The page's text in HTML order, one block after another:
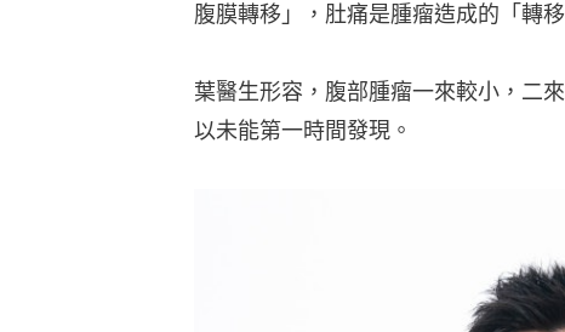
腹膜轉移」，肚痛是腫瘤造成的「轉移
葉醫生形容，腹部腫瘤一來較小，二
以未能第一時間發現。